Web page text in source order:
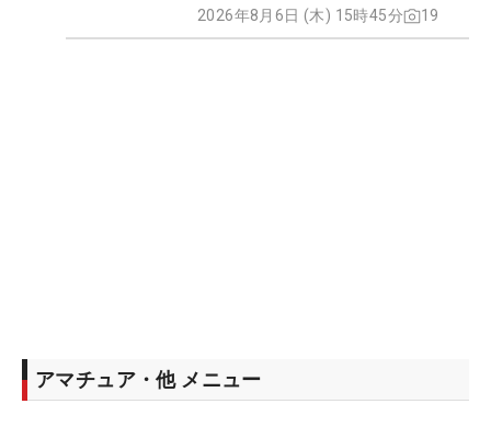
2026年8月6日 (木) 15時45分 19
アマチュア・他 メニュー